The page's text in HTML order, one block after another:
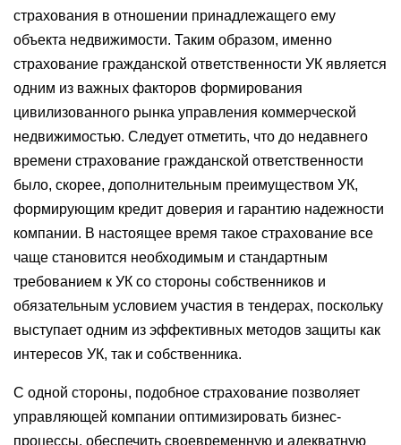
страхования в отношении принадлежащего ему
объекта недвижимости. Таким образом, именно
страхование гражданской ответственности УК является
одним из важных факторов формирования
цивилизованного рынка управления коммерческой
недвижимостью. Следует отметить, что до недавнего
времени страхование гражданской ответственности
было, скорее, дополнительным преимуществом УК,
формирующим кредит доверия и гарантию надежности
компании. В настоящее время такое страхование все
чаще становится необходимым и стандартным
требованием к УК со стороны собственников и
обязательным условием участия в тендерах, поскольку
выступает одним из эффективных методов защиты как
интересов УК, так и собственника.
С одной стороны, подобное страхование позволяет
управляющей компании оптимизировать бизнес-
процессы, обеспечить своевременную и адекватную